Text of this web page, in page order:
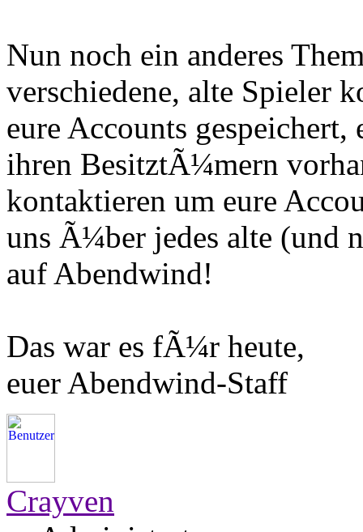
Nun noch ein anderes
verschiedene, alte Spieler
eure Accounts
ihren BesitztÃ¼mern
kontaktieren um eure
uns Ã¼ber jedes alte (und
auf Abendwind!
Das war es fÃ¼r heute,
euer Abendwind-Staff
Crayven